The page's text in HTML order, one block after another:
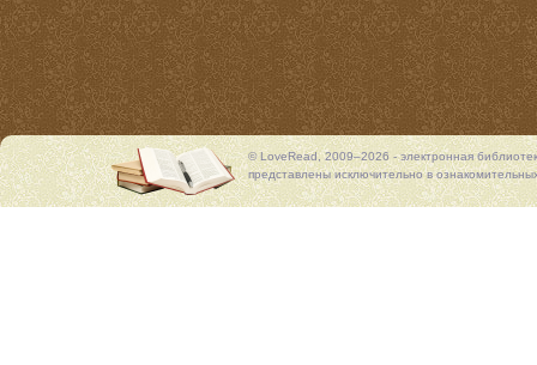
© LoveRead, 2009–2026 - электронная
представлены исключительно в